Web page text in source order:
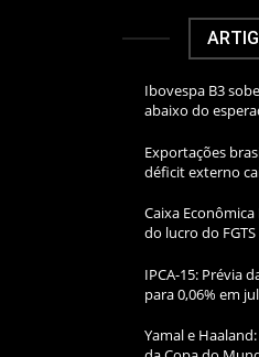
Ibovespa B3
abaixo do
Exportações
déficit externo
Caixa
do lucro do FGTS
IPCA-15: Prévia
para 0,06% em
Yamal e